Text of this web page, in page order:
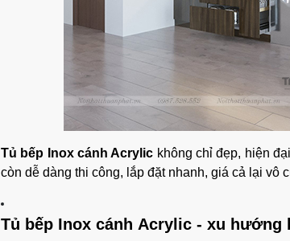
Tủ bếp Inox cánh Acrylic không chỉ đẹp, hiện
còn dễ dàng thi công, lắp đặt nhanh, giá cả lại vô
Tủ bếp Inox cánh Acrylic - xu hướng